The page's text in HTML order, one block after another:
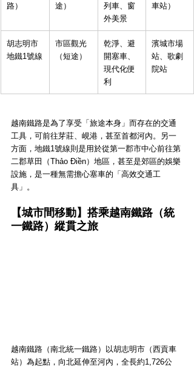
路）
途）
列車、窗
外美景
車站）
胡志明市
地鐵1號線
市區觀光
（短途）
乾淨、避
開塞車、
現代化便
利
濱城市場
站、歌劇
院站
越南鐵路是為了享受「旅途本身」而存在的交通
工具，可前往芽莊、峴港，甚至首都河內。另一
方面，地鐵1號線則是用於從第一郡市中心前往第
二郡草田（Thảo Điền）地區，甚至是郊區的娛樂
設施，是一種無需擔心塞車的「高效交通工
具」。
【城市間移動】搭乘越南鐵路（統
一鐵路）縱貫之旅
越南鐵路（南北統一鐵路）以胡志明市（西貢車
站）為起點，向北延伸至河內，全長約1,726公